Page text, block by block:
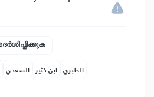
السعدي ابن كثير الطبري